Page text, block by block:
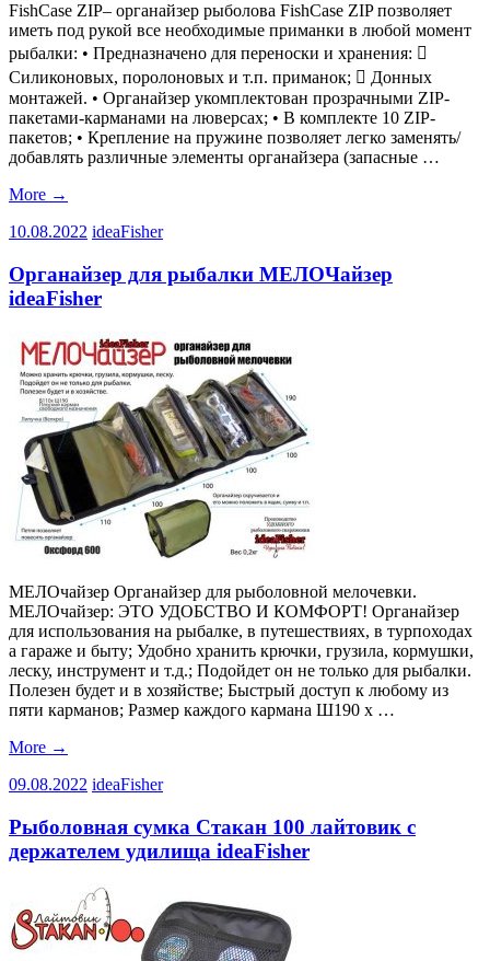
FishCase ZIP– органайзер рыболова FishCase ZIP позволяет
иметь под рукой все необходимые приманки в любой момент
рыбалки: • Предназначено для переноски и хранения: 
Силиконовых, поролоновых и т.п. приманок;  Донных
монтажей. • Органайзер укомплектован прозрачными ZIP-
пакетами-карманами на люверсах; • В комплекте 10 ZIP-
пакетов; • Крепление на пружине позволяет легко заменять/
добавлять различные элементы органайзера (запасные …
More →
10.08.2022 ideaFisher
Органайзер для рыбалки МЕЛОЧайзер
ideaFisher
МЕЛОчайзер Органайзер для рыболовной мелочевки.
МЕЛОчайзер: ЭТО УДОБСТВО И КОМФОРТ! Органайзер
для использования на рыбалке, в путешествиях, в турпоходах
а гараже и быту; Удобно хранить крючки, грузила, кормушки,
леску, инструмент и т.д.; Подойдет он не только для рыбалки.
Полезен будет и в хозяйстве; Быстрый доступ к любому из
пяти карманов; Размер каждого кармана Ш190 х …
More →
09.08.2022 ideaFisher
Рыболовная сумка Стакан 100 лайтовик с
держателем удилища ideaFisher